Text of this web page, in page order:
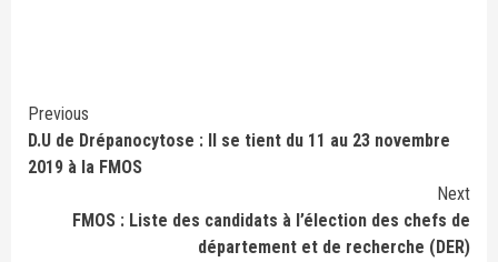
Continue
Reading
Previous
D.U de Drépanocytose : Il se tient du 11 au 23 novembre
2019 à la FMOS
Next
FMOS : Liste des candidats à l’élection des chefs de
département et de recherche (DER)